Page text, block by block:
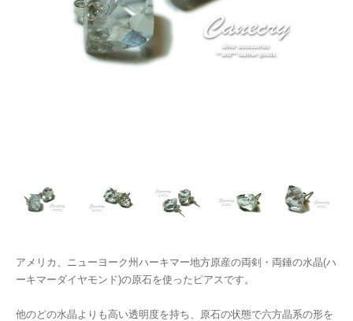
アメリカ、ニューヨーク州ハーキマー地方原産の両剣・両錘の水晶(ハ
ーキマーダイヤモンド)の原石を使ったピアスです。
他のどの水晶よりも高い透明度を持ち、原石の状態で六方晶系の形を